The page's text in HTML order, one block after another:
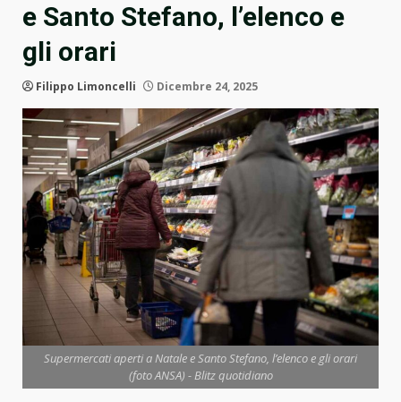
e Santo Stefano, l’elenco e
gli orari
Filippo Limoncelli Dicembre 24, 2025
Supermercati aperti a Natale e Santo Stefano, l’elenco e gli orari
(foto ANSA) - Blitz quotidiano